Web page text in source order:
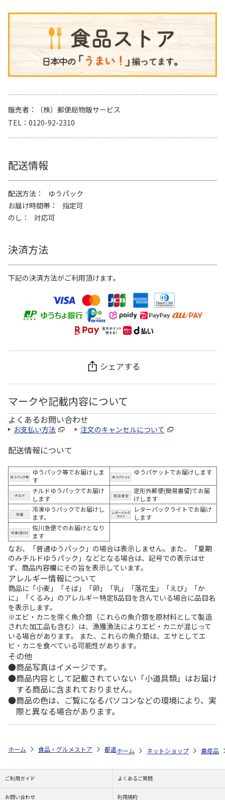
販売者
（株）郵便局物販サービス
TEL
0120-92-2310
配送情報
配送方法
ゆうパック
お届け時間帯
指定可
のし
対応可
決済方法
下記の決済方法がご利用頂けます。
シェアする
マークや記載内容について
よくあるお問い合わせ
お支払い方法 注文のキャンセルについて
配送情報について
ゆうパック等でお届けしま
す
ゆうパケットでお届けします
チルドゆうパックでお届け
します
定形外郵便(簡易書留)でお届
けします
冷凍ゆうパックでお届けし
ます。
レターパックライトでお届け
します
佐川急便でのお届けとなり
ます
なお、「普通ゆうパック」の場合は表示しません。また、「夏期
のみチルドゆうパック」などとなる場合は、記号での表示はせ
ず、商品内容欄にその旨を表示しています。
アレルギー情報について
商品に「小麦」「そば」「卵」「乳」「落花生」「えび」「か
に」「くるみ」のアレルギー特定8品目を含んでいる場合に品目名
を表示します。
※エビ・カニを除く魚介類（これらの魚介類を原材料として製造
された加工品も含む）は、漁獲漁法によりエビ・カニが混じって
いる場合があります。 また、これらの魚介類は、エサとしてエ
ビ・カニを食べている可能性があります。
その他
商品写真はイメージです。
商品内容として記載されていない「小道具類」はお届け
する商品に含まれておりません。
商品の色は、ご覧になるパソコンなどの環境により、実
際と異なる場合があります。
ホーム 食品・グルメストア 都道府県から探す 山梨県 シャイン
ホーム ネットショップ 農産品
ご利用ガイド よくあるご質問
お問い合わせ 利用規約